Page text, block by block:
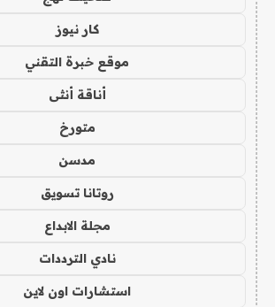
كار نيوز
موقع خبرة التقني
أناقة أنثى
متورخ
مدسن
روتانا تسويق
مجلة الابداع
نادي الترددات
استشارات اون لاين